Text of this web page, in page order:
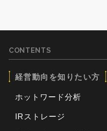
CONTENTS
経営動向を知りたい方
ホットワード分析
IRストレージ